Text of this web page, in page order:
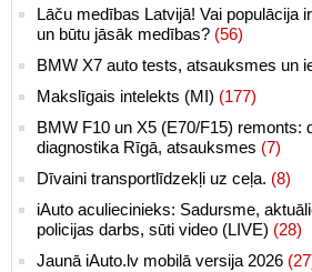
Lāču medības Latvijā! Vai populācija
un būtu jāsāk medības? (56)
BMW X7 auto tests, atsauksmes un
Makslīgais intelekts (MI) (177)
BMW F10 un X5 (E70/F15) remonts:
diagnostika Rīgā, atsauksmes (7)
Dīvaini transportlīdzekļi uz ceļa. (8)
iAuto aculiecinieks: Sadursme,
policijas darbs, sūti video (LIVE) (28)
Jaunā iAuto.lv mobilā versija 2026